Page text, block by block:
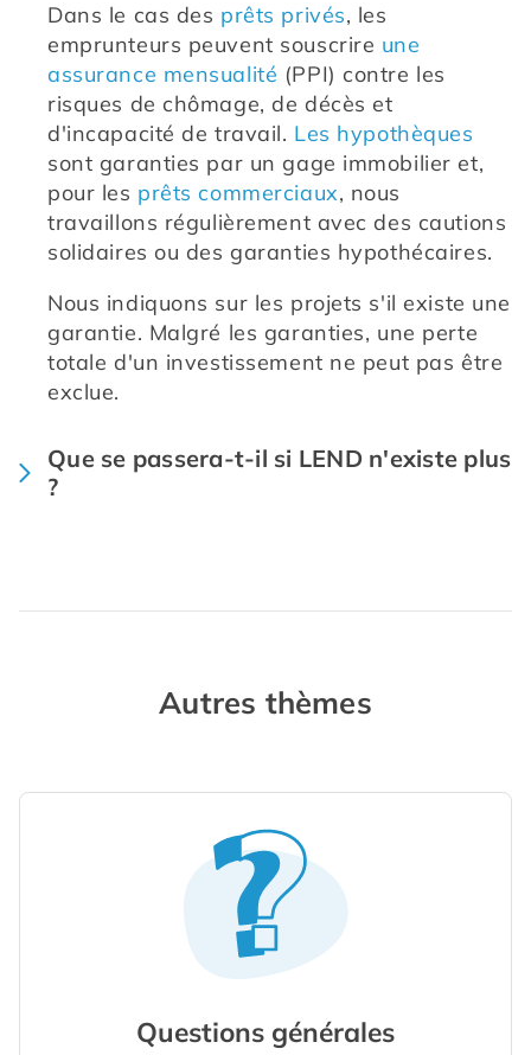
Dans le cas des prêts privés, les
emprunteurs peuvent souscrire une
assurance mensualité (PPI) contre les
risques de chômage, de décès et
d'incapacité de travail. Les hypothèques
sont garanties par un gage immobilier et,
pour les prêts commerciaux, nous
travaillons régulièrement avec des cautions
solidaires ou des garanties hypothécaires.
Nous indiquons sur les projets s'il existe une
garantie. Malgré les garanties, une perte
totale d'un investissement ne peut pas être
exclue.
Que se passera-t-il si LEND n'existe plus
?
Autres thèmes
Questions générales